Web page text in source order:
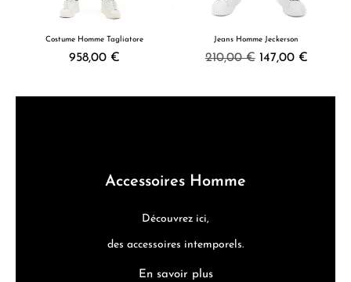
Costume Homme Tagliatore
958,00 €
Jeans Homme Jeckerson
210,00 € 147,00 €
Accessoires Homme
Découvrez ici,
des accessoires intemporels.
En savoir plus